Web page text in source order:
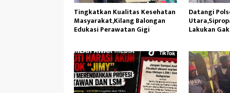
Tingkatkan Kualitas Kesehatan
Masyarakat,Kilang Balongan
Edukasi Perawatan Gigi
Datangi
Lakukan